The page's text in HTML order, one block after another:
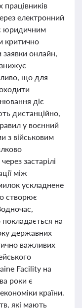
працівників
електронний
юридичним
критично
онлайн,
що для
діє
дистанційно,
у воєнний
з військовим
застарілі
між
ускладнене
створює
покладається на
державних
важливих
Facility на
роки є
країни.
які мають